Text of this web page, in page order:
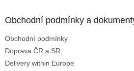
Obchodní podmínky a
Obchodní podmínky
Doprava ČR a SR
Delivery within Europe